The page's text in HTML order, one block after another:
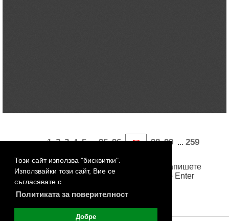
Този сайт използва "бисквитки".
Използвайки този сайт, Вие се
съгласявате с
Политиката за поверителност
Добре
« 1 2 3 4 5 ... 95 96 98 99 ... 259
260 261 262
За достъп до произволна страница, запишете
номера й в бялото поле и натиснете Enter